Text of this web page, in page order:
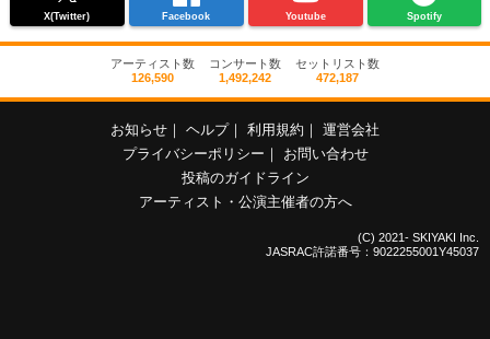
X(Twitter) Facebook Youtube Spotify
アーティスト数
126,590
コンサート数
1,492,242
セットリスト数
472,187
お知らせ ヘルプ 利用規約
運営会社
プライバシーポリシー
お問い合わせ
投稿のガイドライン
アーティスト・公演主催者の方へ
(C) 2021- SKIYAKI Inc.
JASRAC許諾番号：9022255001Y45037